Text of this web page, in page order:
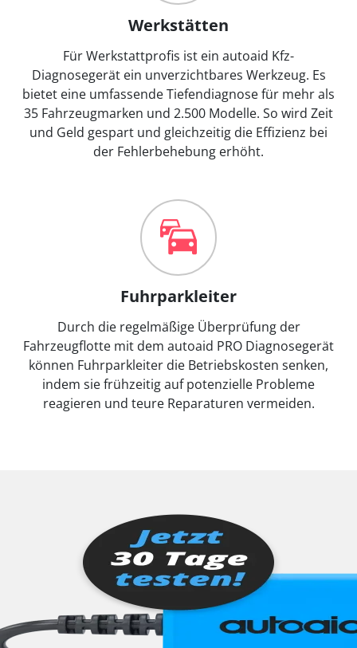
Werkstätten
Für Werkstattprofis ist ein autoaid Kfz-
Diagnosegerät ein unverzichtbares Werkzeug. Es
bietet eine umfassende Tiefendiagnose für mehr als
35 Fahrzeugmarken und 2.500 Modelle. So wird Zeit
und Geld gespart und gleichzeitig die Effizienz bei
der Fehlerbehebung erhöht.
Fuhrparkleiter
Durch die regelmäßige Überprüfung der
Fahrzeugflotte mit dem autoaid PRO Diagnosegerät
können Fuhrparkleiter die Betriebskosten senken,
indem sie frühzeitig auf potenzielle Probleme
reagieren und teure Reparaturen vermeiden.